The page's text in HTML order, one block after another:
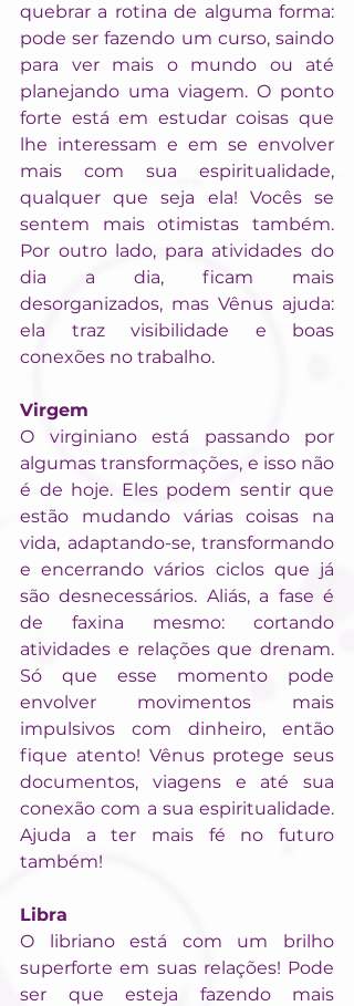
quebrar a rotina de alguma forma:
pode ser fazendo um curso, saindo
para ver mais o mundo ou até
planejando uma viagem. O ponto
forte está em estudar coisas que
lhe interessam e em se envolver
mais com sua espiritualidade,
qualquer que seja ela! Vocês se
sentem mais otimistas também.
Por outro lado, para atividades do
dia a dia, ficam mais
desorganizados, mas Vênus ajuda:
ela traz visibilidade e boas
conexões no trabalho.
Virgem
O virginiano está passando por
algumas transformações, e isso não
é de hoje. Eles podem sentir que
estão mudando várias coisas na
vida, adaptando-se, transformando
e encerrando vários ciclos que já
são desnecessários. Aliás, a fase é
de faxina mesmo: cortando
atividades e relações que drenam.
Só que esse momento pode
envolver movimentos mais
impulsivos com dinheiro, então
fique atento! Vênus protege seus
documentos, viagens e até sua
conexão com a sua espiritualidade.
Ajuda a ter mais fé no futuro
também!
Libra
O libriano está com um brilho
superforte em suas relações! Pode
ser que esteja fazendo mais